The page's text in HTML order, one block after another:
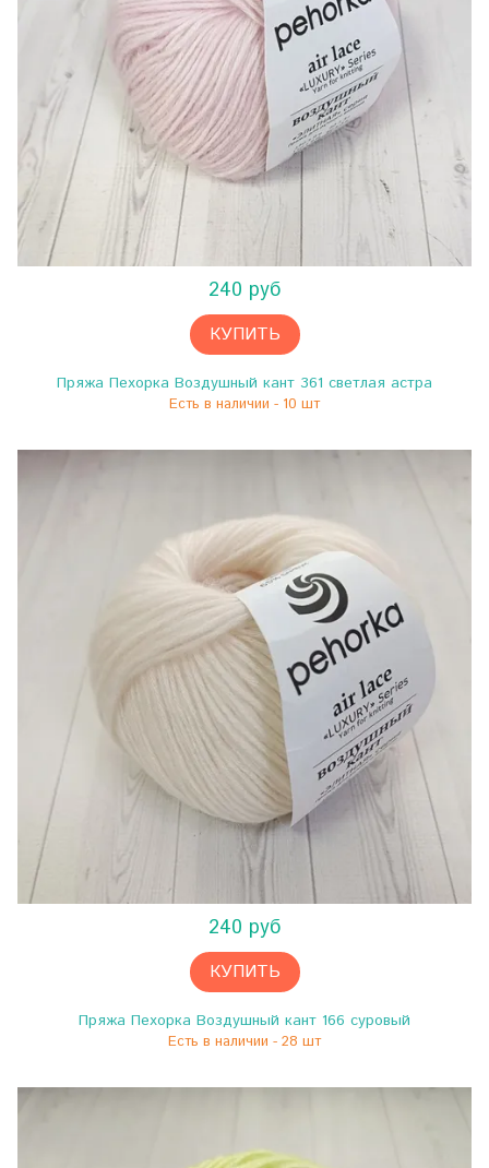
240 руб
КУПИТЬ
Пряжа Пехорка Воздушный кант 361 светлая астра
Есть в наличии - 10 шт
240 руб
КУПИТЬ
Пряжа Пехорка Воздушный кант 166 суровый
Есть в наличии - 28 шт